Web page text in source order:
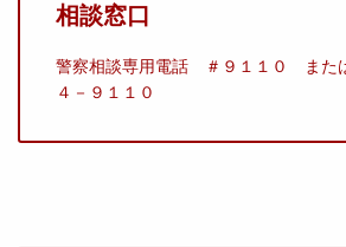
相談窓口
警察相談専用電話 ＃９１１０ また
４－９１１０